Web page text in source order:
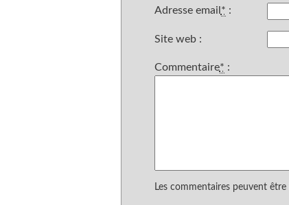
Adresse email * :
Site web :
Commentaire* :
Les commentaires peuvent